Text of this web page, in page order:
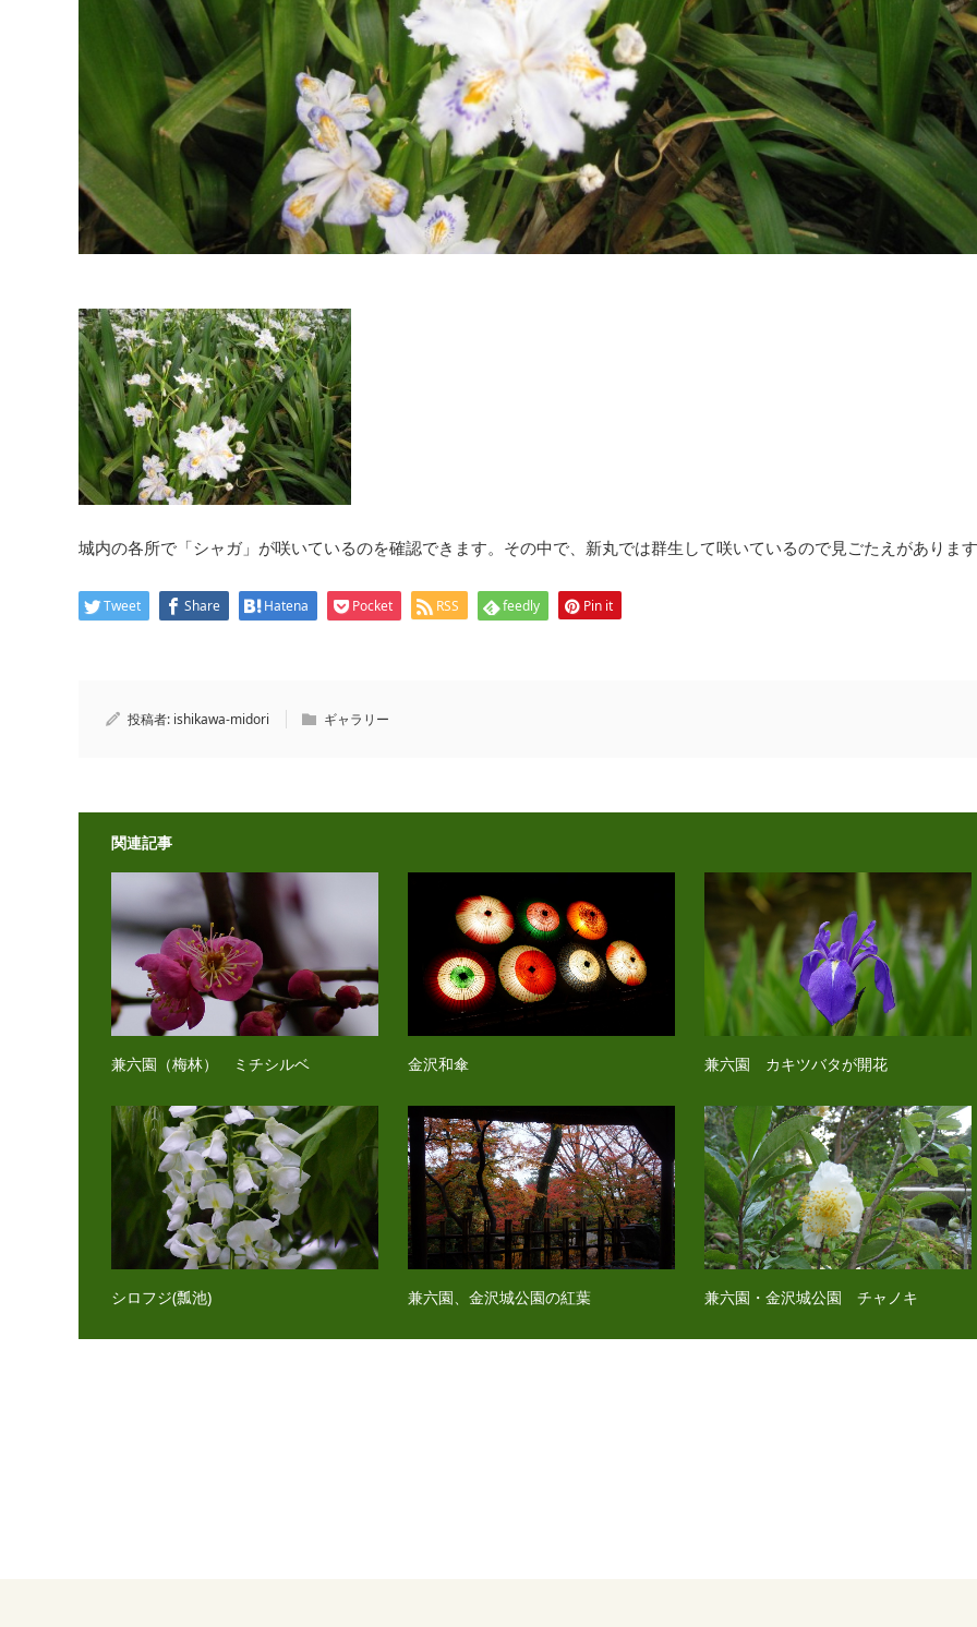
城内の各所で「シャガ」が咲いているのを確認できます。その中で、新丸では群生して咲いているので見ごたえがありま
Tweet Share Hatena Pocket RSS feedly Pin it
投稿者: ishikawa-midori ギャラリー
関連記事
兼六園（梅林） ミチシルベ 金沢和傘 兼六園 カキツバタが開花
シロフジ(瓢池) 兼六園、金沢城公園の紅葉 兼六園・金沢城公園 チャノキ